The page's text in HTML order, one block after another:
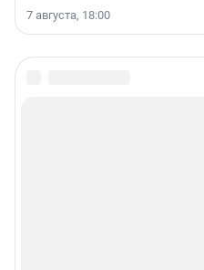
7 августа, 18:00